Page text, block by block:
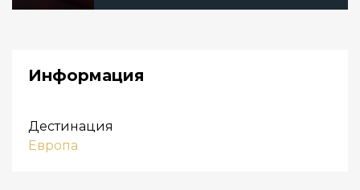
Информация
Дестинация
Европа